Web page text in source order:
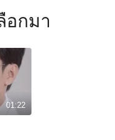
อกมา
01:22